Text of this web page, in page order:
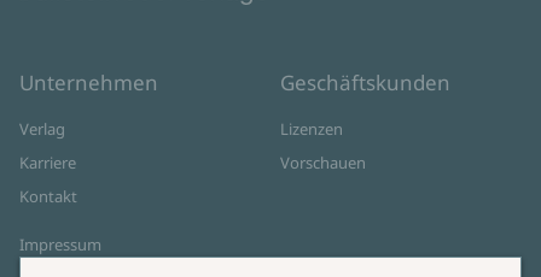
Unternehmen
Verlag
Karriere
Kontakt
Impressum
Geschäftskunden
Lizenzen
Vorschauen